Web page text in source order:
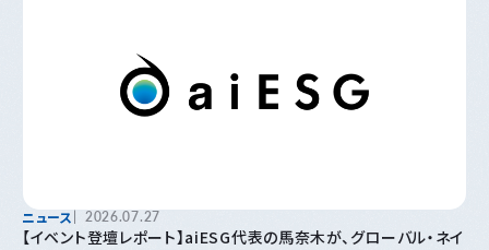
ニュース 2026.07.27
【イベント登壇レポート】aiESG代表の馬奈木が、グローバル・ネイ